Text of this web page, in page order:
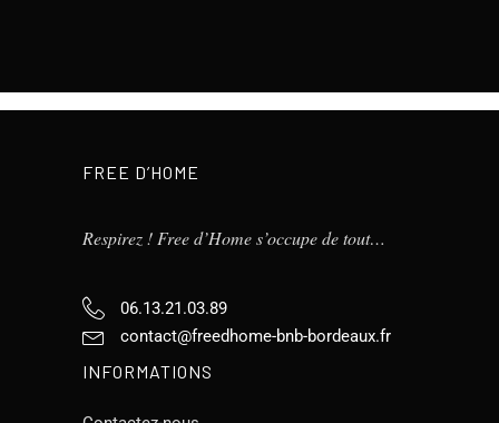
FREE D’HOME
Respirez ! Free d’Home s’occupe de tout…
06.13.21.03.89
contact@freedhome-bnb-bordeaux.fr
INFORMATIONS